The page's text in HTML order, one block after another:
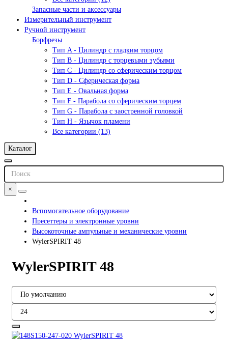
Запасные части и аксессуары
Измерительный инструмент
Ручной инструмент
Борфрезы
Тип A - Цилиндр с гладким торцом
Тип В - Цилиндр с торцевыми зубьями
Тип С - Цилиндр со сферическим торцом
Тип D - Сферическая форма
Тип Е - Овальная форма
Тип F - Парабола со сферическим торцем
Тип G - Парабола с заостренной головкой
Тип H - Язычок пламени
Все категории (13)
Каталог
×
Вспомогательное оборудование
Пресеттеры и электронные уровни
Высокоточные ампульные и механические уровни
WylerSPIRIT 48
WylerSPIRIT 48